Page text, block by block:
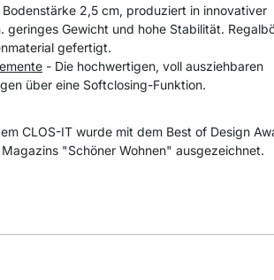
Bodenstärke 2,5 cm, produziert in innovativer
geringes Gewicht und hohe Stabilität.
gefertigt.
- Die hochwertigen, voll ausziehbaren
über eine Softclosing-Funktion.
CLOS-IT wurde mit dem Best of Design
"Schöner Wohnen" ausgezeichnet.